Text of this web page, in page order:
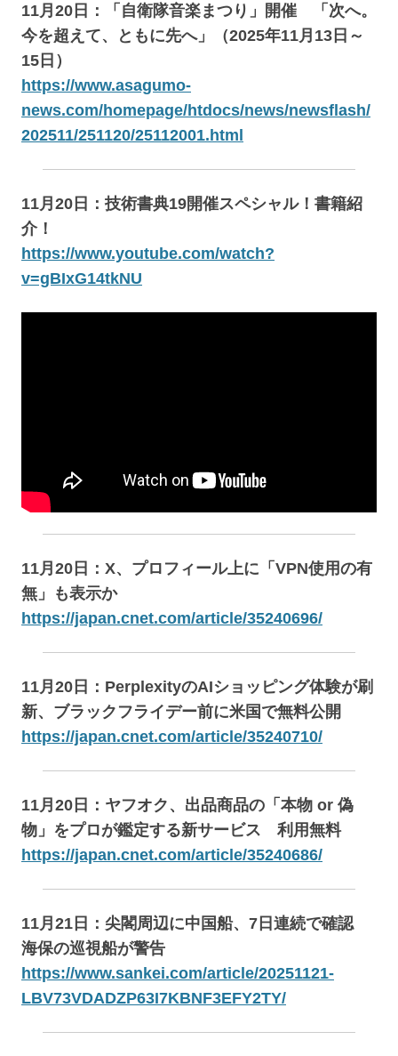
11月20日：「自衛隊音楽まつり」開催 「次へ。
今を超えて、ともに先へ」（2025年11月13日～
15日）
https://www.asagumo-
news.com/homepage/htdocs/news/newsflash/
202511/251120/25112001.html
11月20日：技術書典19開催スペシャル！書籍紹
介！
https://www.youtube.com/watch?
v=gBIxG14tkNU
11月20日：X、プロフィール上に「VPN使用の有
無」も表示か
https://japan.cnet.com/article/35240696/
11月20日：PerplexityのAIショッピング体験が刷
新、ブラックフライデー前に米国で無料公開
https://japan.cnet.com/article/35240710/
11月20日：ヤフオク、出品商品の「本物 or 偽
物」をプロが鑑定する新サービス 利用無料
https://japan.cnet.com/article/35240686/
11月21日：尖閣周辺に中国船、7日連続で確認
海保の巡視船が警告
https://www.sankei.com/article/20251121-
LBV73VDADZP63I7KBNF3EFY2TY/